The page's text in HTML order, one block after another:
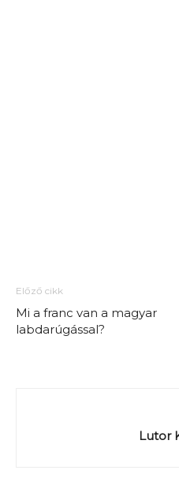
Előző cikk
Mi a franc van a magyar
labdarúgással?
Lutor